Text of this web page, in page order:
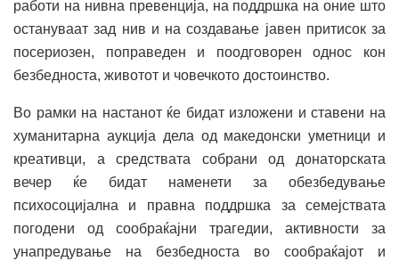
работи на нивна превенција, на поддршка на оние што
остануваат зад нив и на создавање јавен притисок за
посериозен, поправеден и поодговорен однос кон
безбедноста, животот и човечкото достоинство.
Во рамки на настанот ќе бидат изложени и ставени на
хуманитарна аукција дела од македонски уметници и
креативци, а средствата собрани од донаторската
вечер ќе бидат наменети за обезбедување
психосоцијална и правна поддршка за семејствата
погодени од сообраќајни трагедии, активности за
унапредување на безбедноста во сообраќајот и